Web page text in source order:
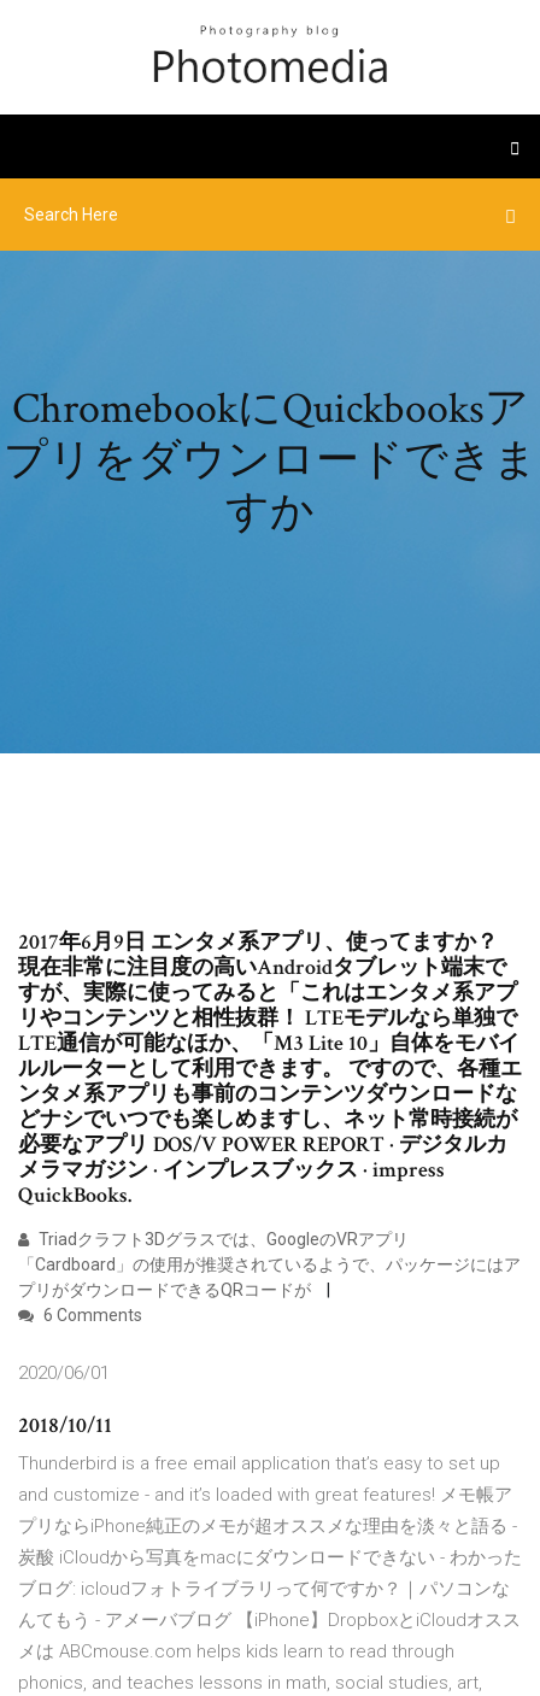
ChromebookにQuickbooksア
プリをダウンロードできま
すか
2017年6月9日 エンタメ系アプリ、使ってますか？
現在非常に注目度の高いAndroidタブレット端末で
すが、実際に使ってみると「これはエンタメ系アプ
リやコンテンツと相性抜群！ LTEモデルなら単独で
LTE通信が可能なほか、「M3 Lite 10」自体をモバイ
ルルーターとして利用できます。 ですので、各種エ
ンタメ系アプリも事前のコンテンツダウンロードな
どナシでいつでも楽しめますし、ネット常時接続が
必要なアプリ DOS/V POWER REPORT · デジタルカ
メラマガジン · インプレスブックス · impress
QuickBooks.
Triadクラフト3Dグラスでは、GoogleのVRアプリ
「Cardboard」の使用が推奨されているようで、パッケージにはア
プリがダウンロードできるQRコードが
6 Comments
2020/06/01
2018/10/11
Thunderbird is a free email application that’s easy to set up
and customize - and it’s loaded with great features! メモ帳ア
プリならiPhone純正のメモが超オススメな理由を淡々と語る -
炭酸 iCloudから写真をmacにダウンロードできない - わかった
ブログ: icloudフォトライブラリって何ですか？｜パソコンな
んてもう - アメーバブログ 【iPhone】DropboxとiCloudオスス
メは ABCmouse.com helps kids learn to read through
phonics, and teaches lessons in math, social studies, art,